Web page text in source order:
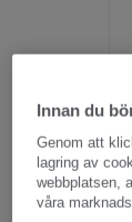
Innan du
Genom att
lagring av
webbplatsen,
våra